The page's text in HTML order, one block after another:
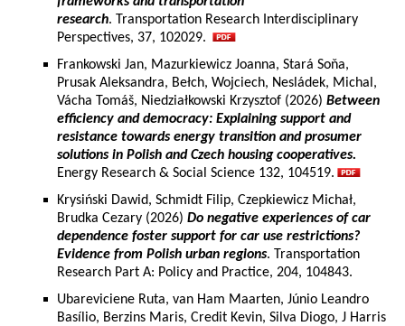
research. Transportation Research Interdisciplinary
Perspectives, 37, 102029.
Frankowski Jan, Mazurkiewicz Joanna, Stará Soňa,
Prusak Aleksandra, Bełch, Wojciech, Nesládek, Michal,
Vácha Tomáš, Niedziałkowski Krzysztof (2026) Between
efficiency and democracy: Explaining support and
resistance towards energy transition and prosumer
solutions in Polish and Czech housing cooperatives.
Energy Research & Social Science 132, 104519.
Krysiński Dawid, Schmidt Filip, Czepkiewicz Michał,
Brudka Cezary (2026) Do negative experiences of car
dependence foster support for car use restrictions?
Evidence from Polish urban regions. Transportation
Research Part A: Policy and Practice, 204, 104843.
Ubareviciene Ruta, van Ham Maarten, Júnio Leandro
Basílio, Berzins Maris, Credit Kevin, Silva Diogo, J Harris